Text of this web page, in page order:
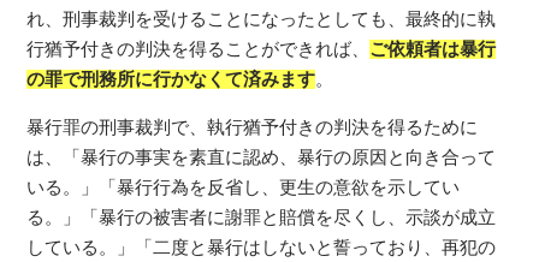
れ、刑事裁判を受けることになったとしても、最終的に執
行猶予付きの判決を得ることができれば、 ご依頼者は暴行
の罪で刑務所に行かなくて済みます。
暴行罪の刑事裁判で、執行猶予付きの判決を得るために
は、「暴行の事実を素直に認め、暴行の原因と向き合って
いる。」「暴行行為を反省し、更生の意欲を示してい
る。」「暴行の被害者に謝罪と賠償を尽くし、示談が成立
している。」「二度と暴行はしないと誓っており、再犯の